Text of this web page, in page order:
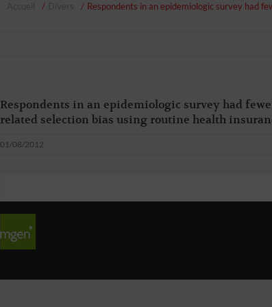
Respondents in an epidemiologic survey had
Respondents in an epidemiologic survey had
related selection bias using routine health
01/08/2012